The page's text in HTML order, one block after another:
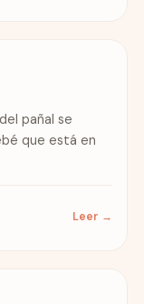
pañal se
que está en
Leer →